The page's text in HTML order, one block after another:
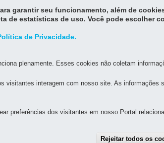
DE DESENVOLVIMENTO ECONÔMICO E
Andar - Ala C - Centro Cívico 80530-140 -Curitiba -
garantir seu funcionamento, além de
de estatísticas de uso. Você pode escolher
de Privacidade.
plenamente. Esses cookies não coletam
visitantes interagem com nosso site. As informações
preferências dos visitantes em nosso Portal
Rejeitar todos os